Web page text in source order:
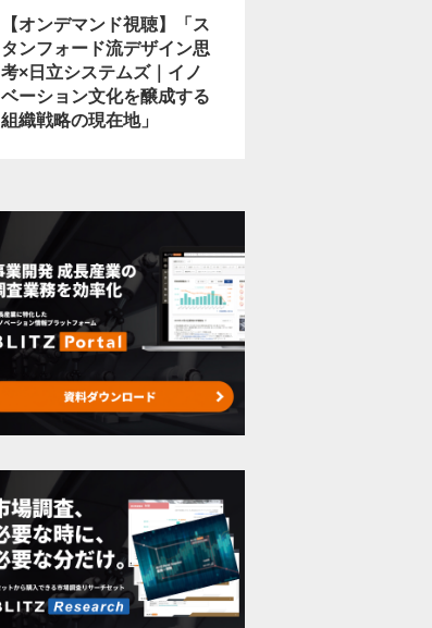
【オンデマンド視聴】「ス
タンフォード流デザイン思
考×日立システムズ｜イノ
ベーション文化を醸成する
組織戦略の現在地」